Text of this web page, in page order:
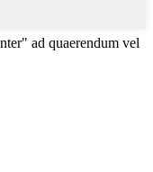
ad quaerendum vel